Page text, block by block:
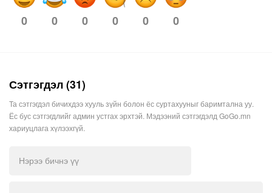
0 0 0 0 0 0
Сэтгэгдэл (31)
Та сэтгэгдэл бичихдээ хууль зүйн болон ёс суртахууныг баримтална уу.
Ёс бус сэтгэгдлийг админ устгах эрхтэй. Мэдээний сэтгэгдэлд GoGo.mn
хариуцлага хүлээхгүй.